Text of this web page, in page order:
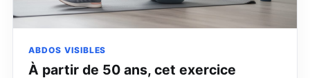
ABDOS VISIBLES
À partir de 50 ans, cet exercice